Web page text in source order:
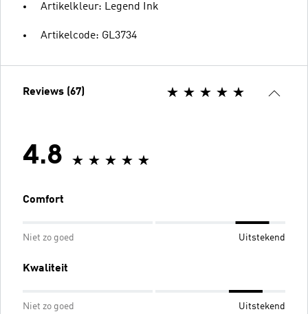
Artikelkleur: Legend Ink
Artikelcode: GL3734
Reviews (67)
4.8
Comfort
Niet zo goed Uitstekend
Kwaliteit
Niet zo goed Uitstekend